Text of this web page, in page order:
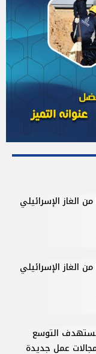
الغاز الإسرائيلي
الغاز الإسرائيلي
التوسع
عمل جديدة